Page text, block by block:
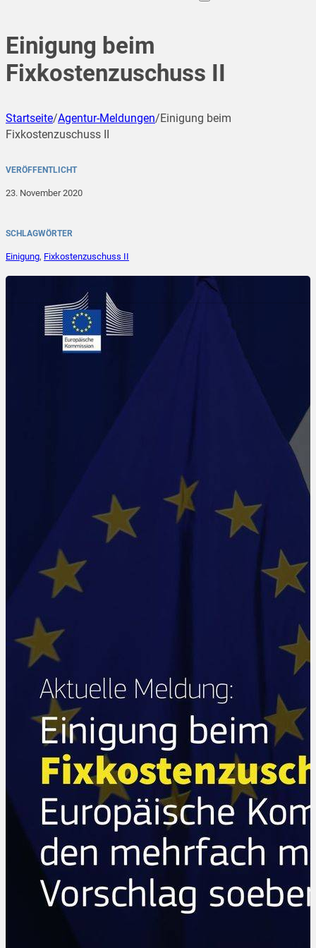
Einigung beim
Fixkostenzuschuss II
Startseite/Agentur-Meldungen/Einigung beim
Fixkostenzuschuss II
VERÖFFENTLICHT
23. November 2020
SCHLAGWÖRTER
Einigung, Fixkostenzuschuss II